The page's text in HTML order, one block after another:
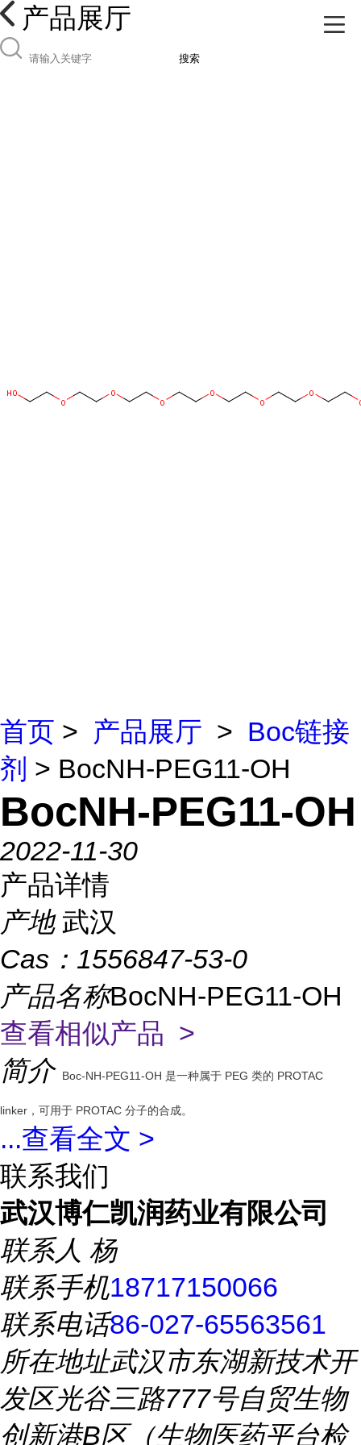
产品展厅
搜索
首页 > 产品展厅 > Boc链接
剂 > BocNH-PEG11-OH
BocNH-PEG11-OH
2022-11-30
产品详情
产地 武汉
Cas： 1556847-53-0
产品名称BocNH-PEG11-OH
查看相似产品 >
简介
Boc-NH-PEG11-OH 是一种属于 PEG 类的 PROTAC
linker，可用于 PROTAC 分子的合成。
...查看全文 >
联系我们
武汉博仁凯润药业有限公司
联系人 杨
联系手机18717150066
联系电话86-027-65563561
所在地址武汉市东湖新技术开
发区光谷三路777号自贸生物
创新港B区（生物医药平台检